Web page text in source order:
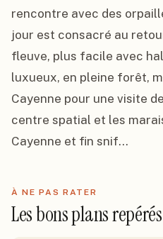
rencontre avec des
jour est consacré au
fleuve, plus facile avec
luxueux, en pleine forêt,
Cayenne pour une visite
centre spatial et les
Cayenne et fin snif...
À NE PAS RATER
Les bons plans